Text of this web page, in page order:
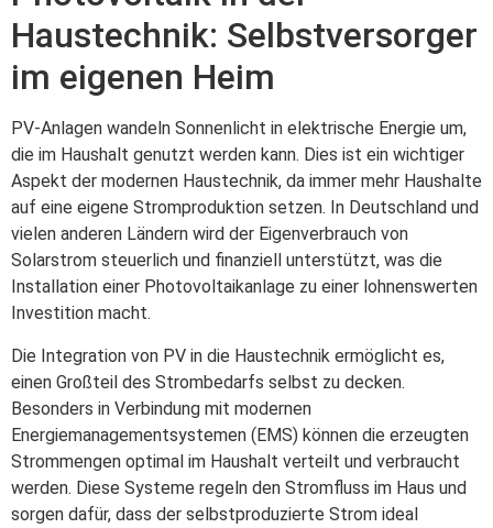
Haustechnik: Selbstversorger
im eigenen Heim
PV-Anlagen wandeln Sonnenlicht in elektrische Energie um,
die im Haushalt genutzt werden kann. Dies ist ein wichtiger
Aspekt der modernen Haustechnik, da immer mehr Haushalte
auf eine eigene Stromproduktion setzen. In Deutschland und
vielen anderen Ländern wird der Eigenverbrauch von
Solarstrom steuerlich und finanziell unterstützt, was die
Installation einer Photovoltaikanlage zu einer lohnenswerten
Investition macht.
Die Integration von PV in die Haustechnik ermöglicht es,
einen Großteil des Strombedarfs selbst zu decken.
Besonders in Verbindung mit modernen
Energiemanagementsystemen (EMS) können die erzeugten
Strommengen optimal im Haushalt verteilt und verbraucht
werden. Diese Systeme regeln den Stromfluss im Haus und
sorgen dafür, dass der selbstproduzierte Strom ideal